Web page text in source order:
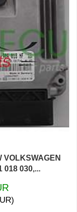
VOLKSWAGEN
018 030,...